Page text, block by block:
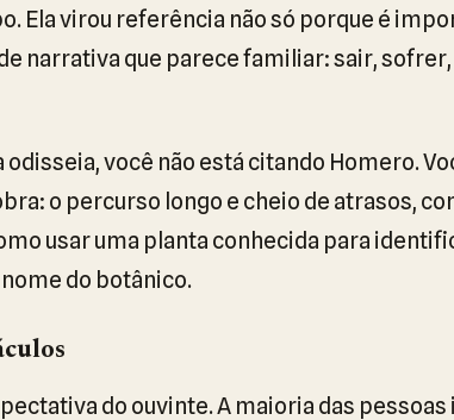
Ela virou referência não só porque é
narrativa que parece familiar: sair,
odisseia, você não está citando Homero.
o percurso longo e cheio de atrasos,
usar uma planta conhecida para
do botânico.
do ouvinte. A maioria das pessoas